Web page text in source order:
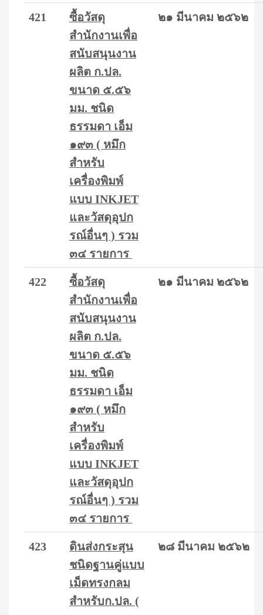
421
ซื้อวัสดุ
สำนักงานเพื่อ
สนับสนุนงาน
ผลิต ก.ปล.
ขนาด ๕.๕๖
มม. ชนิด
ธรรมดา เอ็ม
๑๙๓ ( หมึก
สำหรับ
เครื่องพิมพ์
แบบ INKJET
และวัสดุอุปก
รณ์อื่นๆ ) รวม
๓๔ รายการ
๒๑ มีนาคม ๒๕๖๒
422
ซื้อวัสดุ
สำนักงานเพื่อ
สนับสนุนงาน
ผลิต ก.ปล.
ขนาด ๕.๕๖
มม. ชนิด
ธรรมดา เอ็ม
๑๙๓ ( หมึก
สำหรับ
เครื่องพิมพ์
แบบ INKJET
และวัสดุอุปก
รณ์อื่นๆ ) รวม
๓๔ รายการ
๒๑ มีนาคม ๒๕๖๒
423
ดินส่งกระสุน
ชนิดฐานคู่แบบ
เม็ดทรงกลม
สำหรับก.ปล. (
๒๘ มีนาคม ๒๕๖๒